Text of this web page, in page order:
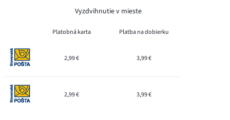
Vyzdvihnutie v mieste
Platobná karta Platba na dobierku
2,99 € 3,99 €
2,99 € 3,99 €